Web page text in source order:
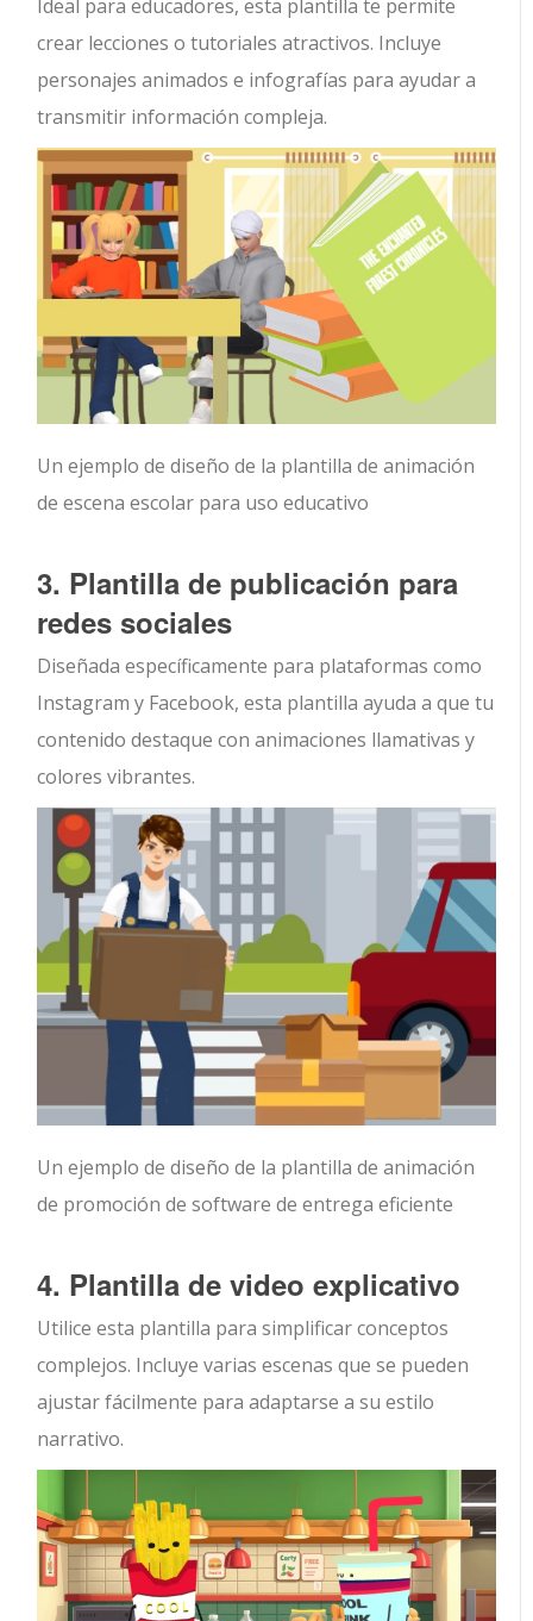
Ideal para educadores, esta plantilla te permite
crear lecciones o tutoriales atractivos. Incluye
personajes animados e infografías para ayudar a
transmitir información compleja.
Un ejemplo de diseño de la plantilla de animación
de escena escolar para uso educativo
3. Plantilla de publicación para
redes sociales
Diseñada específicamente para plataformas como
Instagram y Facebook, esta plantilla ayuda a que tu
contenido destaque con animaciones llamativas y
colores vibrantes.
Un ejemplo de diseño de la plantilla de animación
de promoción de software de entrega eficiente
4. Plantilla de video explicativo
Utilice esta plantilla para simplificar conceptos
complejos. Incluye varias escenas que se pueden
ajustar fácilmente para adaptarse a su estilo
narrativo.